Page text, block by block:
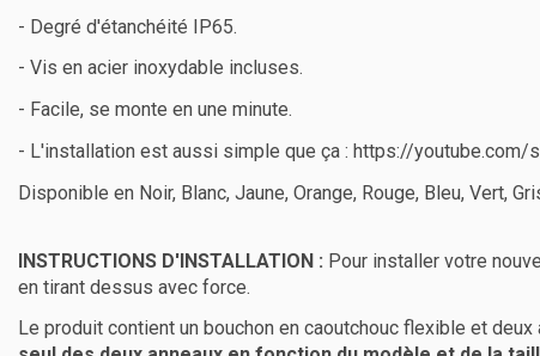
- Degré d'étanchéité IP65.
- Vis en acier inoxydable incluses.
- Facile, se monte en une minute.
- L'installation est aussi simple que ça : https://youtube.com/
Disponible en Noir, Blanc, Jaune, Orange, Rouge, Bleu, Vert,
INSTRUCTIONS D'INSTALLATION : Pour installer votre
en tirant dessus avec force.
Le produit contient un bouchon en caoutchouc flexible et